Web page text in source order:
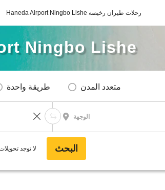
Haneda Airport Ningbo Lishe رحلات طيران رخيصة
Ningbo Lishe
طريقة واحدة متعدد المدن
الوجهة
*لا توجد البحث